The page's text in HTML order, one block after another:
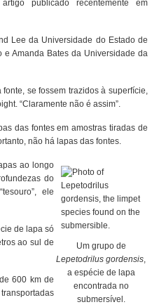
publicado recentemente em
Lee da Universidade do Estado de
e Amanda Bates da Universidade da
se fossem trazidos à superfície,
“Claramente não é assim”.
das fontes em amostras tiradas de
não há lapas das fontes.
Um grupo de
Lepetodrilus gordensis,
a espécie de lapa
encontrada no
submersível.
ao longo
do
ele
de lapa só
ao sul de
600 km de